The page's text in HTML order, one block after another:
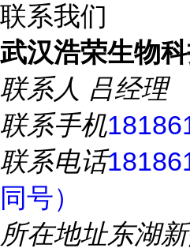
联系我们
武汉浩荣生物
联系人 吕经理
联系手机
联系电话
同号）
所在地址东湖